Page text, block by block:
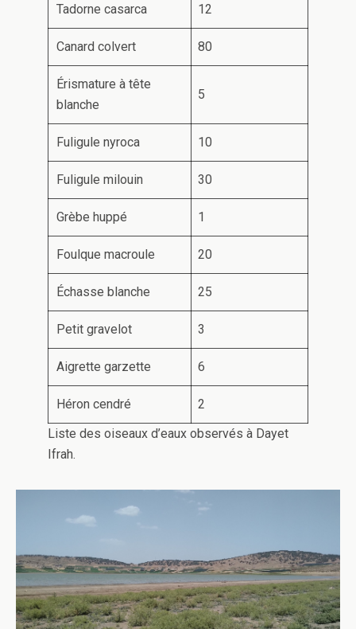
Tadorne casarca 12
Canard colvert 80
Érismature à tête
blanche
5
Fuligule nyroca 10
Fuligule milouin 30
Grèbe huppé 1
Foulque macroule 20
Échasse blanche 25
Petit gravelot 3
Aigrette garzette 6
Héron cendré
2
Liste des oiseaux d’eaux observés à Dayet
Ifrah.